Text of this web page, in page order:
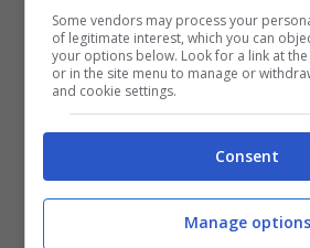
La squadra diPrandelli
lasciato molto a
contrario degli avversari
Some vendors may process your
of legitimate interest, which you can
your options below. Look for a link at
or in the site menu to manage or
and cookie settings.
Consent
Manage options